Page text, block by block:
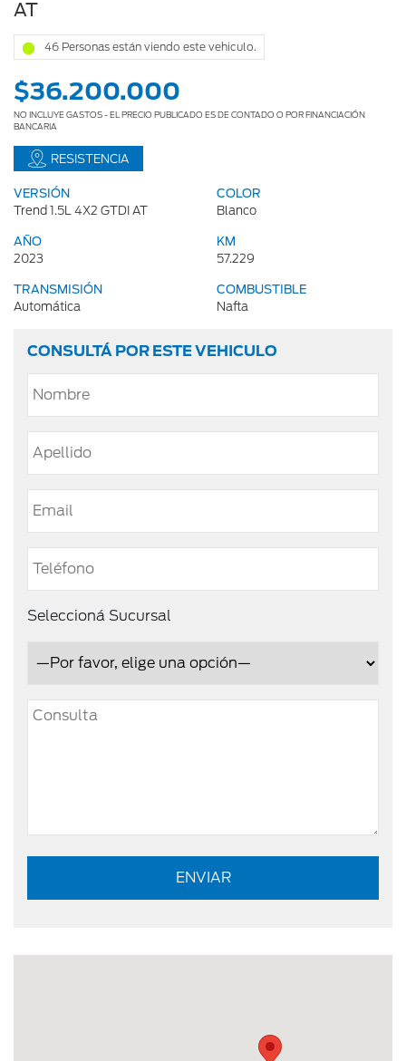
AT
46 Personas están viendo este vehiculo.
$36.200.000
NO INCLUYE GASTOS - EL PRECIO PUBLICADO ES DE CONTADO O POR FINANCIACIÓN
BANCARIA
RESISTENCIA
VERSIÓN
Trend 1.5L 4X2 GTDI AT
COLOR
Blanco
AÑO
2023
KM
57.229
TRANSMISIÓN
Automática
COMBUSTIBLE
Nafta
CONSULTÁ POR ESTE VEHICULO
Seleccioná Sucursal